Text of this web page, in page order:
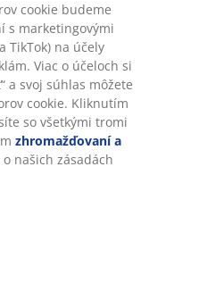
cookie budeme
s marketingovými
TikTok) na účely
Viac o účeloch si
a svoj súhlas môžete
cookie. Kliknutím
so všetkými tromi
zhromažďovaní a
o našich zásadách